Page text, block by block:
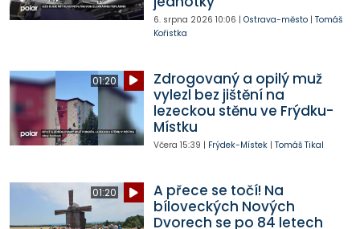
6. srpna 2026 10:06 | Ostrava-město| Tomáš
Kořistka
01:20
Zdrogovaný a opilý muž
vylezl bez jištění na
lezeckou stěnu ve Frýdku-
Místku
Včera 15:39 | Frýdek-Místek| Tomáš Tikal
01:20
A přece se točí! Na
bíloveckých Nových
Dvorech se po 84 letech